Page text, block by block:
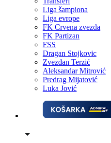
Liga šampiona
Liga evrope
FK Crvena zvezda
FK Partizan
FSS
Dragan Stojkovic
Zvezdan Terzić
Aleksandar Mitrović
Predrag Mijatović
Luka Jović